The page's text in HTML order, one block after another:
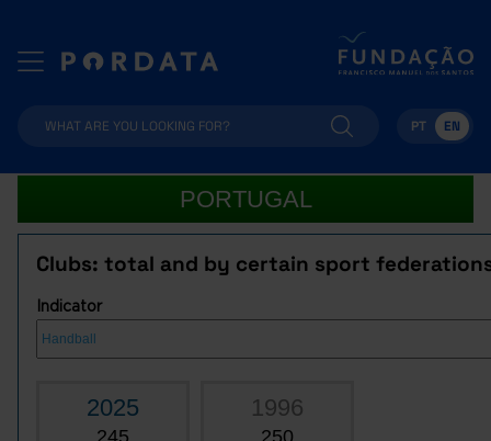
PT EN
PORTUGAL
Clubs: total and by certain sport
Indicator
2025
245
1996
250